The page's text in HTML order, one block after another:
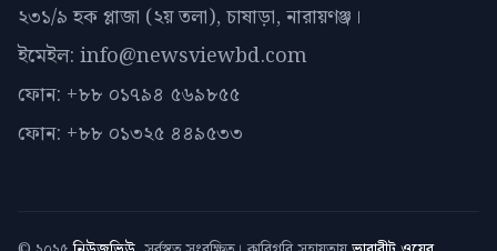
২৩১/৯ হক প্লাজা (২য় তলা), চাষাড়া, নারায়ণঞ্জ।
ইমেইল: info@newsviewbd.com
ফোন: +৮৮ ০১৭৯৪ ৫৬৯৮৫৫
ফোন: +৮৮ ০১৩২৫ ৪৪৯৫৩৩